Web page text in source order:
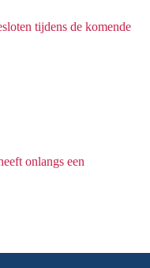
tijdens de komende
onlangs een